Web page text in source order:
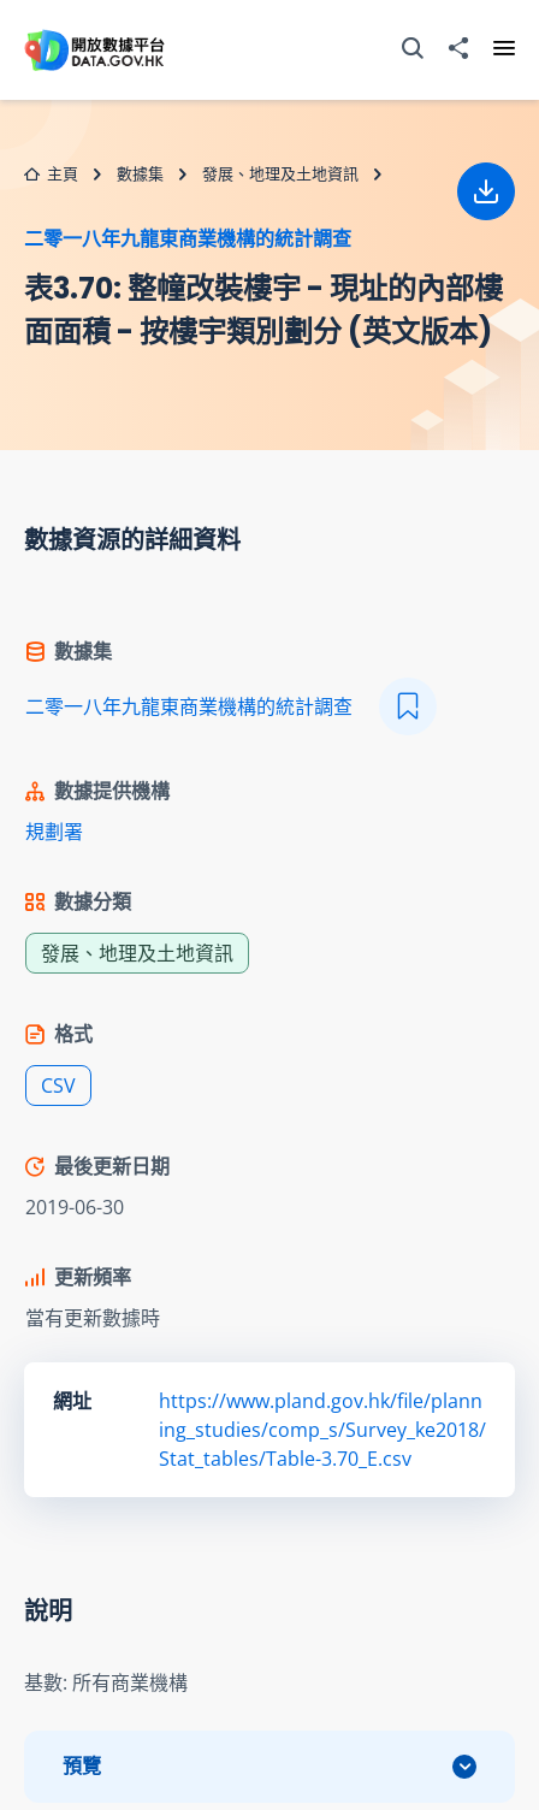
打開搜尋器分享至
主頁 數據集 發展、地理及土地資訊
二零一八年九龍東商業機構的統計調查
表3.70: 整幢改裝樓宇 - 現址的內部樓
面面積 - 按樓宇類別劃分 (英文版本)
下載
數據資源的詳細資料
數據集
二零一八年九龍東商業機構的統計調查
數據提供機構
規劃署
數據分類
發展、地理及土地資訊
格式
CSV
最後更新日期
2019-06-30
更新頻率
當有更新數據時
網址
https://www.pland.gov.hk/file/plann
ing_studies/comp_s/Survey_ke2018/
Stat_tables/Table-3.70_E.csv
說明
基數: 所有商業機構
預覽